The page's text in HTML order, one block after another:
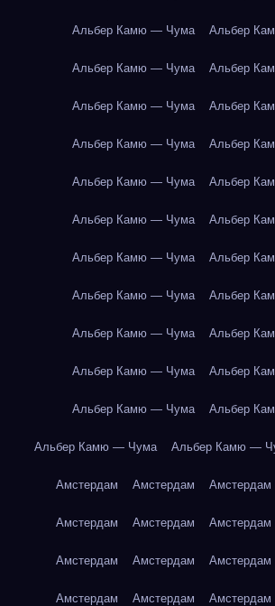
Альбер Камю — Чума Альбер
Альбер Камю — Чума Альбер
Альбер Камю — Чума Альбер
Альбер Камю — Чума Альбер
Альбер Камю — Чума Альбер
Альбер Камю — Чума Альбер
Альбер Камю — Чума Альбер
Альбер Камю — Чума Альбер
Альбер Камю — Чума Альбер
Альбер Камю — Чума Альбер
Альбер Камю — Чума Альбер
Альбер Камю — Чума Альбер Камю —
Амстердам Амстердам Амстердам
Амстердам Амстердам Амстердам
Амстердам Амстердам Амстердам
Амстердам Амстердам Амстердам